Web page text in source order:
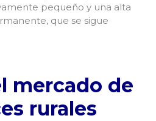
pequeño y una alta
que se sigue
mercado de
rurales